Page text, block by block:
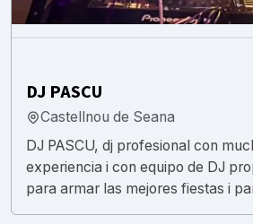
DJ PASCU
Castellnou de Seana
DJ PASCU, dj profesional con
experiencia i con equipo de DJ
para armar las mejores fiestas i